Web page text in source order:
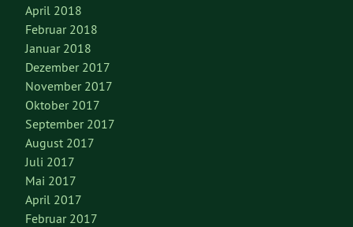
April 2018
Februar 2018
Januar 2018
Dezember 2017
November 2017
Oktober 2017
September 2017
August 2017
Juli 2017
Mai 2017
April 2017
Februar 2017